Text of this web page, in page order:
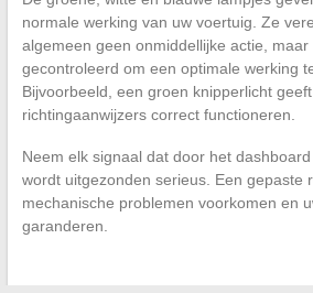
normale werking van uw voertuig. Ze
algemeen geen onmiddellijke actie,
gecontroleerd om een optimale werking
Bijvoorbeeld, een groen knipperlicht
richtingaanwijzers correct functioneren.
Neem elk signaal dat door het
wordt uitgezonden serieus. Een gepaste
mechanische problemen voorkomen en
garanderen.